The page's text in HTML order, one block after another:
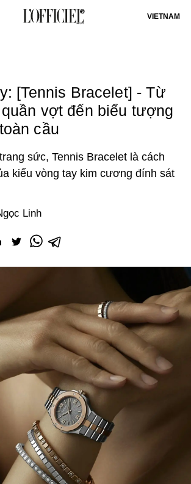
VIETNAM
[Tennis Bracelet] - Từ
vợt đến biểu tượng
cầu
sức, Tennis Bracelet là cách
kiểu vòng tay kim cương đính sát
Linh